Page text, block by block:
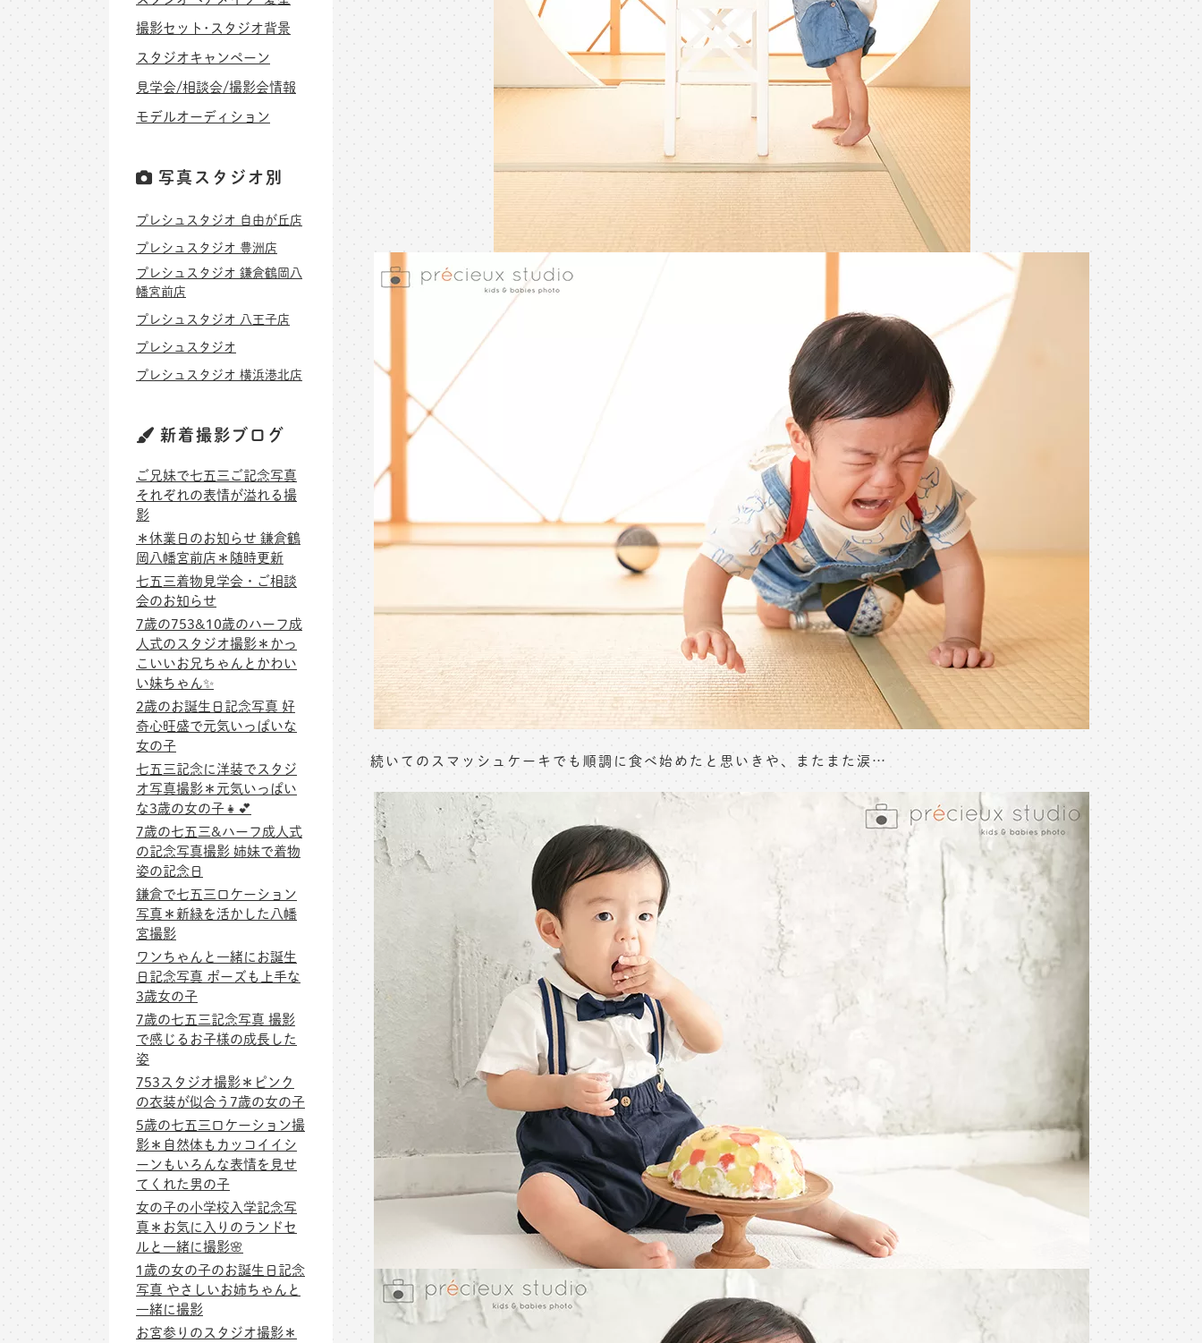
続いてのスマッシュケーキでも順調に食べ始めたと思いきや、またまた涙…
撮影セット･スタジオ背景
スタジオキャンペーン
見学会/相談会/撮影会情報
モデルオーディション
写真スタジオ別
プレシュスタジオ 自由が丘店
プレシュスタジオ 豊洲店
プレシュスタジオ 鎌倉鶴岡八
幡宮前店
プレシュスタジオ 八王子店
プレシュスタジオ
プレシュスタジオ 横浜港北店
新着撮影ブログ
ご兄妹で七五三ご記念写真
それぞれの表情が溢れる撮
影
＊休業日のお知らせ 鎌倉鶴
岡八幡宮前店＊随時更新
七五三着物見学会・ご相談
会のお知らせ
7歳の753&10歳のハーフ成
人式のスタジオ撮影＊かっ
こいいお兄ちゃんとかわい
い妹ちゃん✨
2歳のお誕生日記念写真 好
奇心旺盛で元気いっぱいな
女の子
七五三記念に洋装でスタジ
オ写真撮影＊元気いっぱい
な3歳の女の子👧💕
7歳の七五三&ハーフ成人式
の記念写真撮影 姉妹で着物
姿の記念日
鎌倉で七五三ロケーション
写真＊新緑を活かした八幡
宮撮影
ワンちゃんと一緒にお誕生
日記念写真 ポーズも上手な
3歳女の子
7歳の七五三記念写真 撮影
で感じるお子様の成長した
姿
753スタジオ撮影＊ピンク
の衣装が似合う7歳の女の子
5歳の七五三ロケーション撮
影＊自然体もカッコイイシ
ーンもいろんな表情を見せ
てくれた男の子
女の子の小学校入学記念写
真＊お気に入りのランドセ
ルと一緒に撮影🌸
1歳の女の子のお誕生日記念
写真 やさしいお姉ちゃんと
一緒に撮影
お宮参りのスタジオ撮影＊